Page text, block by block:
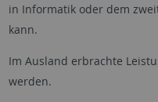
in Informatik oder dem
kann.
Im Ausland erbrachte
werden.